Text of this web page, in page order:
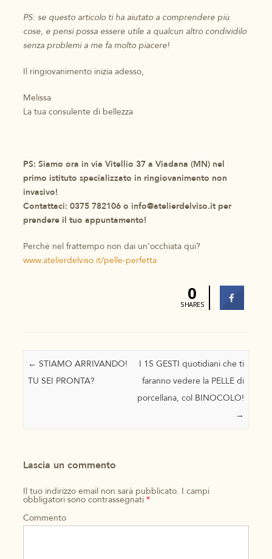
PS: se questo articolo ti ha aiutato a comprendere più
cose, e pensi possa essere utile a qualcun altro condividilo
senza problemi a me fa molto piacere!
Il ringiovanimento inizia adesso,
Melissa
La tua consulente di bellezza
PS: Siamo ora in via Vitellio 37 a Viadana (MN) nel
primo istituto specializzato in ringiovanimento non
invasivo!
Contattaci: 0375 782106 o info@atelierdelviso.it per
prendere il tuo appuntamento!
Perché nel frattempo non dai un’occhiata qui?
www.atelierdelviso.it/pelle-perfetta
0
SHARES
Navigazione articolo
← STIAMO ARRIVANDO!
TU SEI PRONTA?
I 15 GESTI quotidiani che ti
faranno vedere la PELLE di
porcellana, col BINOCOLO!
→
Lascia un commento
Il tuo indirizzo email non sarà pubblicato. I campi
obbligatori sono contrassegnati *
Commento